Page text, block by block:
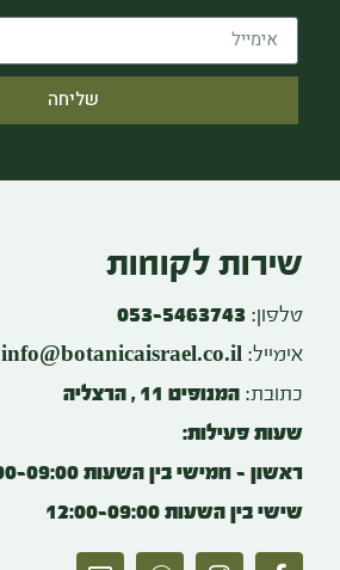
שליחה
שירות לקוחות
טלפון: 053-5463743
אימייל: info@botanicaisrael.co.il
כתובת: המנופים 11 , הרצליה
שעות פעילות:
ראשון – חמישי בין השעות 17:00-09:00
שישי בין השעות 12:00-09:00